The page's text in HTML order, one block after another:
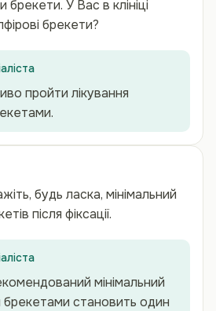
У Вас в клініці
брекети?
пройти лікування
будь ласка, мінімальний
після фіксації.
мінімальний
брекетами становить один